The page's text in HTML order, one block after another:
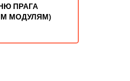
ПРАГА
МОДУЛЯМ)